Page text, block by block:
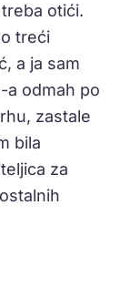
otići.
treći
a ja sam
a odmah po
zastale
bila
za